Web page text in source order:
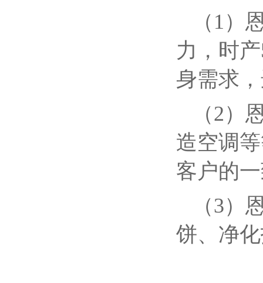
（1）
力，时
身需求
（2）
造空调
客户的
（3）
饼、净